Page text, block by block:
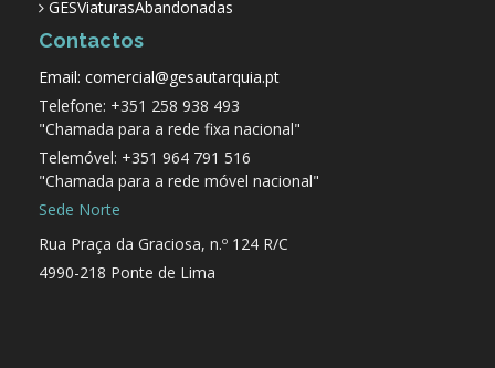
GESViaturasAbandonadas
Contactos
Email: comercial@gesautarquia.pt
Telefone: +351 258 938 493
"Chamada para a rede fixa nacional"
Telemóvel: +351 964 791 516
"Chamada para a rede móvel nacional"
Sede Norte
Rua Praça da Graciosa, n.º 124 R/C
4990-218 Ponte de Lima